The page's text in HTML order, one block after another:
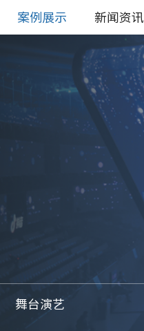
案例展示 新闻资讯
舞台演艺